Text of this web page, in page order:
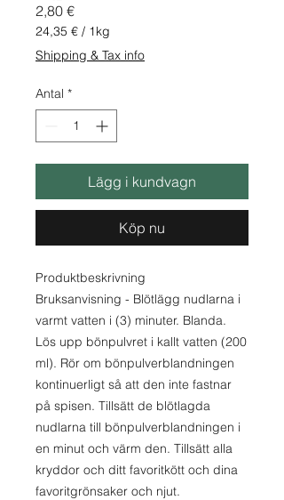
2,80 €Pris
24,35 € / 1kg
24,35 €
per
kilo
Shipping & Tax info
Antal *
Lägg i kundvagn
Köp nu
Produktbeskrivning
Bruksanvisning - Blötlägg nudlarna i
varmt vatten i (3) minuter. Blanda.
Lös upp bönpulvret i kallt vatten (200
ml). Rör om bönpulverblandningen
kontinuerligt så att den inte fastnar
på spisen. Tillsätt de blötlagda
nudlarna till bönpulverblandningen i
en minut och värm den. Tillsätt alla
kryddor och ditt favoritkött och dina
favoritgrönsaker och njut.